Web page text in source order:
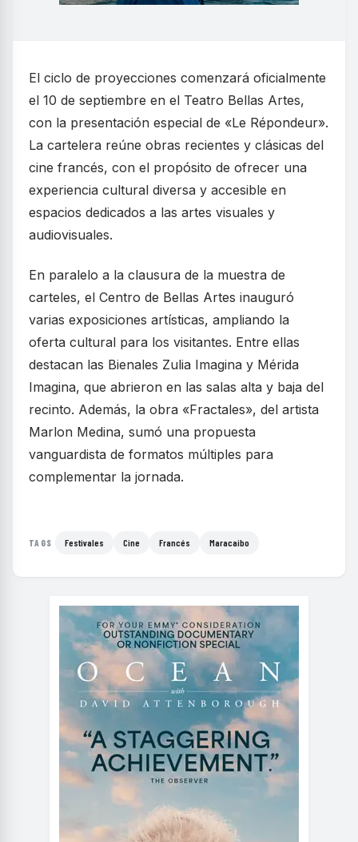
El ciclo de proyecciones comenzará oficialmente
el 10 de septiembre en el Teatro Bellas Artes,
con la presentación especial de «Le Répondeur».
La cartelera reúne obras recientes y clásicas del
cine francés, con el propósito de ofrecer una
experiencia cultural diversa y accesible en
espacios dedicados a las artes visuales y
audiovisuales.
En paralelo a la clausura de la muestra de
carteles, el Centro de Bellas Artes inauguró
varias exposiciones artísticas, ampliando la
oferta cultural para los visitantes. Entre ellas
destacan las Bienales Zulia Imagina y Mérida
Imagina, que abrieron en las salas alta y baja del
recinto. Además, la obra «Fractales», del artista
Marlon Medina, sumó una propuesta
vanguardista de formatos múltiples para
complementar la jornada.
TAGS Festivales Cine Francés Maracaibo